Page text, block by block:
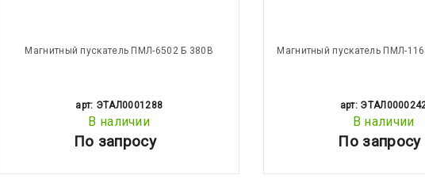
Магнитный пускатель ПМЛ-6502 Б 380В
арт: ЭТАЛ0001288
В наличии
По запросу
Магнитный пускатель ПМЛ-
арт:
В наличии
По запросу